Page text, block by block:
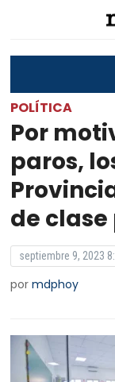
POLÍTICA
Por
paros,
de
septiembre 9, 2023
pormdphoy